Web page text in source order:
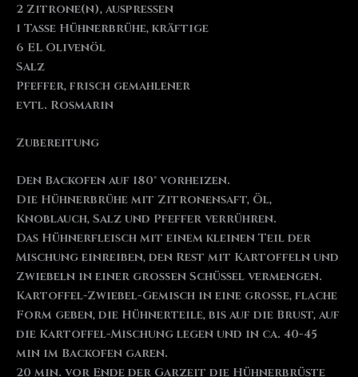
2 Zitrone(n), auspressen
1 Tasse Hühnerbrühe, kräftige
6 EL Olivenöl
Salz
Pfeffer, frisch gemahlener
evtl. Rosmarin
Zubereitung
Den Backofen auf 180° vorheizen.
Die Hühnerbrühe mit Zitronensaft, Öl,
Knoblauch, Salz und Pfeffer verrühren.
Das Hühnerfleisch mit einem kleinen Teil der
Mischung einreiben, den Rest mit Kartoffeln und
Zwiebeln in einer großen Schüssel vermengen.
Kartoffel-Zwiebel-Gemisch in eine große, flache
Form geben, die Hühnerteile, bis auf die Brust, auf
die Kartoffel-Mischung legen und in ca. 40-45
min im Backofen garen.
20 min. vor Ende der Garzeit die Hühnerbrüste